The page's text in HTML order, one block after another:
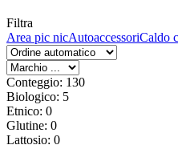
Filtra
Area pic nicAutoaccessoriCaldo
Conteggio: 130
Biologico: 5
Etnico: 0
Glutine: 0
Lattosio: 0